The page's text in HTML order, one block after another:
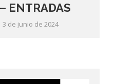
ENTRADAS
3 de junio de 2024